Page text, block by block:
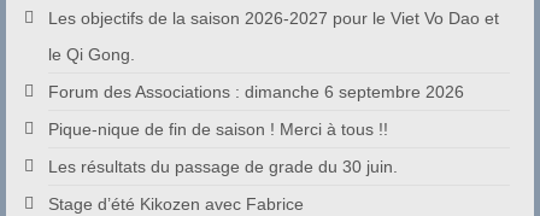
Les objectifs de la saison 2026-2027 pour le Viet Vo Dao et
le Qi Gong.
Forum des Associations : dimanche 6 septembre 2026
Pique-nique de fin de saison ! Merci à tous !!
Les résultats du passage de grade du 30 juin.
Stage d’été Kikozen avec Fabrice